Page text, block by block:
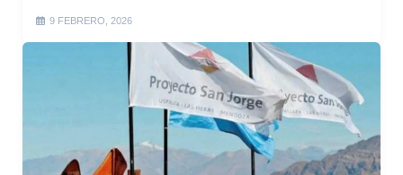
9 FEBRERO, 2026